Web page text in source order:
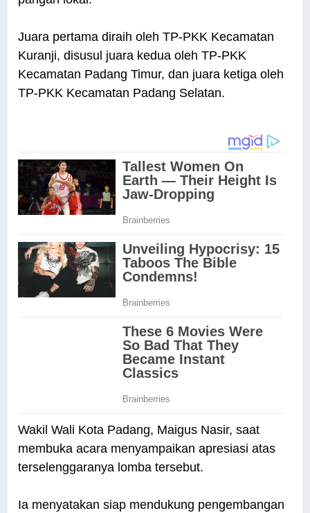
Juara pertama diraih oleh TP-PKK Kecamatan
Kuranji, disusul juara kedua oleh TP-PKK
Kecamatan Padang Timur, dan juara ketiga oleh
TP-PKK Kecamatan Padang Selatan.
Wakil Wali Kota Padang, Maigus Nasir, saat
membuka acara menyampaikan apresiasi atas
terselenggaranya lomba tersebut.
Ia menyatakan siap mendukung pengembangan